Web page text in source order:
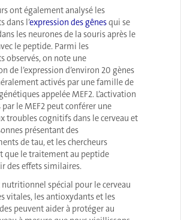
ont également analysé les
dans l’expression des gênesqui se
les neurones de la souris après le
le peptide. Parmi les
observés, on note une
de l’expression d’environ 20 gènes
activés par une famille de
appelée MEF2. L’activation
par le MEF2 peut conférer une
troubles cognitifs dans le cerveau et
présentant des
de tau, et les chercheurs
que le traitement au peptide
des effets similaires.
spécial pour le cerveau
vitales, les antioxydants et les
peuvent aider à protéger au